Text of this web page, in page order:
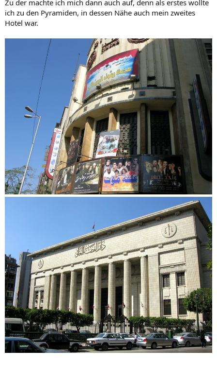
Zu der machte ich mich dann auch auf, denn als erstes wollte
ich zu den Pyramiden, in dessen Nähe auch mein zweites
Hotel war.